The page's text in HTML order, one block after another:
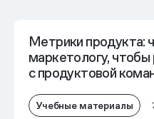
Метрики продукта:
маркетологу, чтобы
с продуктовой
Учебные материалы